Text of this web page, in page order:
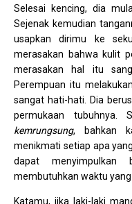
Selesai kencing, dia
Sejenak kemudian
usapkan dirimu ke
merasakan bahwa kulit
merasakan hal itu
Perempuan itu
sangat hati-hati. Dia
permukaan tubuhnya.
kemrungsung, bahkan
menikmati setiap apa
dapat menyimpulkan
membutuhkan waktu
Katamu, jika laki-laki